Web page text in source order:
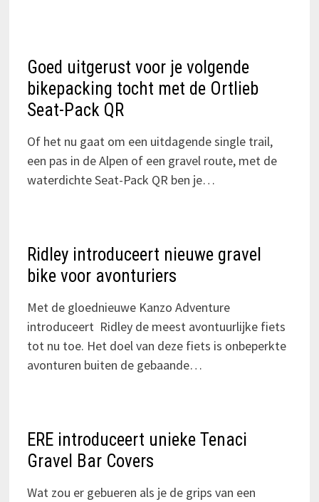
Goed uitgerust voor je volgende
bikepacking tocht met de Ortlieb
Seat-Pack QR
Of het nu gaat om een uitdagende single trail,
een pas in de Alpen of een gravel route, met de
waterdichte Seat-Pack QR ben je…
Ridley introduceert nieuwe gravel
bike voor avonturiers
Met de gloednieuwe Kanzo Adventure
introduceert Ridley de meest avontuurlijke fiets
tot nu toe. Het doel van deze fiets is onbeperkte
avonturen buiten de gebaande…
ERE introduceert unieke Tenaci
Gravel Bar Covers
Wat zou er gebueren als je de grips van een